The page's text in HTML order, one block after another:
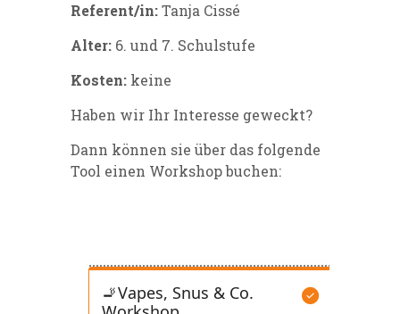
Referent/in:Tanja Cissé
Alter: 6. und 7. Schulstufe
Kosten: keine
Haben wir Ihr Interesse geweckt?
Dann können sie über das folgende
Tool einen Workshop buchen: